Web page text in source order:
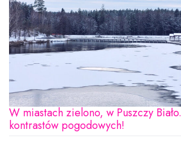
W miastach zielono, w Puszczy
kontrastów pogodowych!